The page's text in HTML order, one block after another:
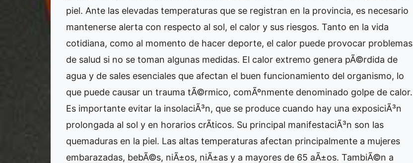
piel. Ante las elevadas temperaturas que se registran en la provincia, es necesario
mantenerse alerta con respecto al sol, el calor y sus riesgos. Tanto en la vida
cotidiana, como al momento de hacer deporte, el calor puede provocar problemas
de salud si no se toman algunas medidas. El calor extremo genera pÃ©rdida de
agua y de sales esenciales que afectan el buen funcionamiento del organismo, lo
que puede causar un trauma tÃ©rmico, comÃºnmente denominado golpe de calor.
Es importante evitar la insolaciÃ³n, que se produce cuando hay una exposiciÃ³n
prolongada al sol y en horarios crÃ­ticos. Su principal manifestaciÃ³n son las
quemaduras en la piel. Las altas temperaturas afectan principalmente a mujeres
embarazadas, bebÃ©s, niÃ±os, niÃ±as y a mayores de 65 aÃ±os. TambiÃ©n a